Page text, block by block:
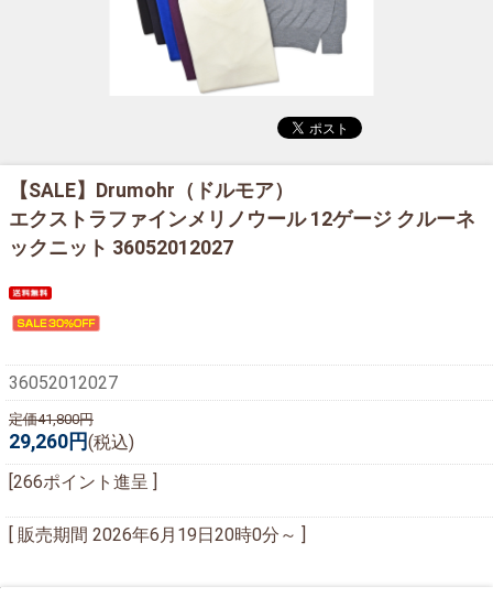
【SALE】
Drumohr（ドルモア）
エクストラファインメリノウール 12ゲージ クルーネ
ックニット 36052012027
36052012027
定価41,800円
29,260円(税込)
[266ポイント進呈 ]
[ 販売期間 2026年6月19日20時0分 ～ ]